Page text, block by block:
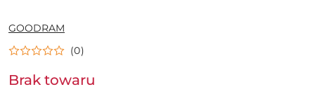
NAZWA
PRODUCENTA:
GOODRAM
(0)
Brak towaru